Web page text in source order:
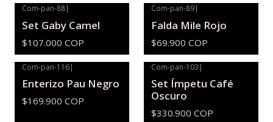
Com-pan-88|
Set Gaby Camel
$107.000 COP
Com-pan-89|
Falda Mile Rojo
$69.900 COP
Com-pan-116|
Enterizo Pau Negro
$169.900 COP
Com-pan-103 |
Set Ímpetu Café
Oscuro
$330.900 COP